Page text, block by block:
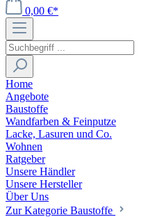
0,00 €*
Home
Angebote
Baustoffe
Wandfarben & Feinputze
Lacke, Lasuren und Co.
Wohnen
Ratgeber
Unsere Händler
Unsere Hersteller
Über Uns
Zur Kategorie Baustoffe